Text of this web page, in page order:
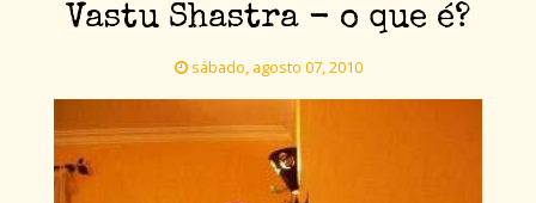
Vastu Shastra - o que é?
sábado, agosto 07, 2010